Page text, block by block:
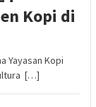
Kopi di
Yayasan Kopi
[…]